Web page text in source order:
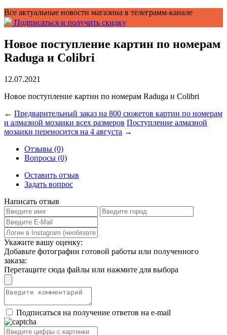
Все актуальные новости магазина в телеграмм-канале
Подписаться и получить скидку
Новое поступление картин по номерам
Raduga и Colibri
12.07.2021
Новое поступление картин по номерам Raduga и Colibri
← Предварительный заказ на 800 сюжетов картин по номерам
и алмазной мозаики всех размеров Поступление алмазной
мозаики переносится на 4 августа →
Отзывы (0)
Вопросы (0)
Оставить отзыв
Задать вопрос
Написать отзыв
Укажите вашу оценку:
Добавьте фотографии готовой работы или полученного
заказа:
Перетащите сюда файлы или нажмите для выбора
Подписаться на получение ответов на e-mail